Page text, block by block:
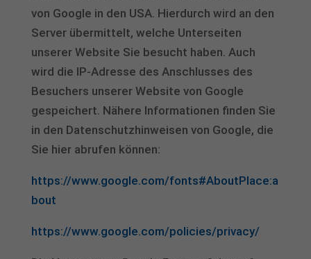
von Google in den USA. Hierdurch wird an den
Server übermittelt, welche Unterseiten
unserer Website Sie besucht haben. Auch
wird die IP-Adresse des Anschlusses des
Besuchers unserer Website von Google
gespeichert. Nähere Informationen finden Sie
in den Datenschutzhinweisen von Google, die
Sie hier abrufen können:
https://www.google.com/fonts#AboutPlace:a
bout
https://www.google.com/policies/privacy/